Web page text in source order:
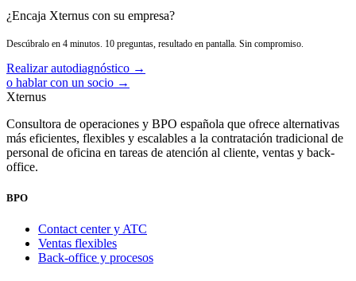
¿Encaja Xternus con su empresa?
Descúbralo en 4 minutos. 10 preguntas, resultado en pantalla. Sin compromiso.
Realizar autodiagnóstico →
o hablar con un socio →
Xternus
Consultora de operaciones y BPO española que ofrece alternativas
más eficientes, flexibles y escalables a la contratación tradicional de
personal de oficina en tareas de atención al cliente, ventas y back-
office.
BPO
Contact center y ATC
Ventas flexibles
Back-office y procesos